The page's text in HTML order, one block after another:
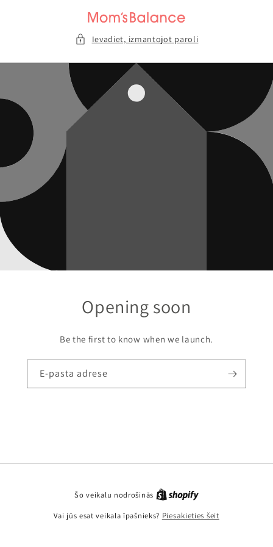
Ievadiet, izmantojot paroli
Opening soon
Be the first to know when we launch.
E-pasta adrese
Šo veikalu nodrošinās
Vai jūs esat veikala īpašnieks? Piesakieties šeit